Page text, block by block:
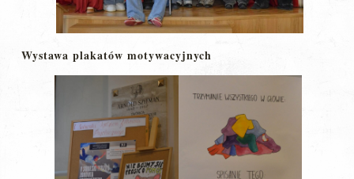
Wystawa plakatów motywacyjnych